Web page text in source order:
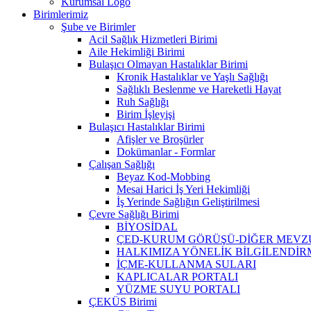
Birimlerimiz
Şube ve Birimler
Acil Sağlık Hizmetleri Birimi
Aile Hekimliği Birimi
Bulaşıcı Olmayan Hastalıklar Birimi
Kronik Hastalıklar ve Yaşlı Sağlığı
Sağlıklı Beslenme ve Hareketli Hayat
Ruh Sağlığı
Birim İşleyişi
Bulaşıcı Hastalıklar Birimi
Afişler ve Broşürler
Dokümanlar - Formlar
Çalışan Sağlığı
Beyaz Kod-Mobbing
Mesai Harici İş Yeri Hekimliği
İş Yerinde Sağlığın Geliştirilmesi
Çevre Sağlığı Birimi
BİYOSİDAL
ÇED-KURUM GÖRÜŞÜ-DİĞER
HALKIMIZA YÖNELİK
İÇME-KULLANMA SULARI
KAPLICALAR PORTALI
YÜZME SUYU PORTALI
ÇEKÜS Birimi